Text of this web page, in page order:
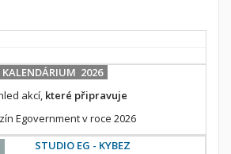
KALENDÁRIUM 2026
akcí, které připravuje
Egovernment v roce 2026
STUDIO EG - KYBEZ